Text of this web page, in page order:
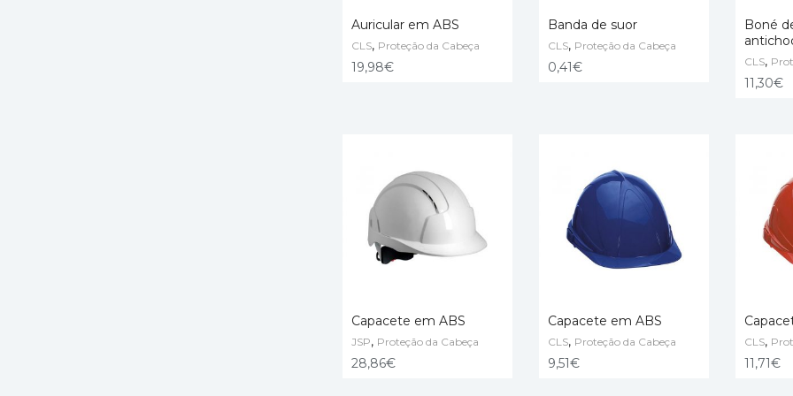
ADD TO CART
Auricular em ABS
CLS, Proteção da Cabeça
19,98€ ADD TO CART
Banda de suor
CLS, Proteção da Cabeça
0,41€ SELECT
Boné
CLS,
11,30€
ADD TO CART
Capacete em ABS
JSP, Proteção da Cabeça
28,86€ SELECT OPTIONS
Capacete em ABS
CLS, Proteção da Cabeça
9,51€ SELECT
CLS,
11,71€